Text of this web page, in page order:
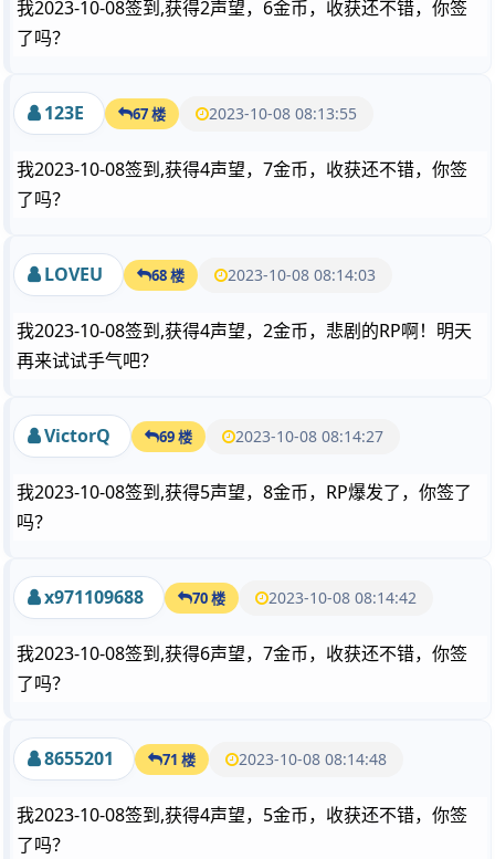
我2023-10-08签到,获得2声望，6金币，收获还不错，你签
了吗？
123E 67 楼 2023-10-08 08:13:55
我2023-10-08签到,获得4声望，7金币，收获还不错，你签
了吗？
LOVEU 68 楼 2023-10-08 08:14:03
我2023-10-08签到,获得4声望，2金币，悲剧的RP啊！明天
再来试试手气吧？
VictorQ 69 楼 2023-10-08 08:14:27
我2023-10-08签到,获得5声望，8金币，RP爆发了，你签了
吗？
x971109688 70 楼 2023-10-08 08:14:42
我2023-10-08签到,获得6声望，7金币，收获还不错，你签
了吗？
8655201 71 楼 2023-10-08 08:14:48
我2023-10-08签到,获得4声望，5金币，收获还不错，你签
了吗？